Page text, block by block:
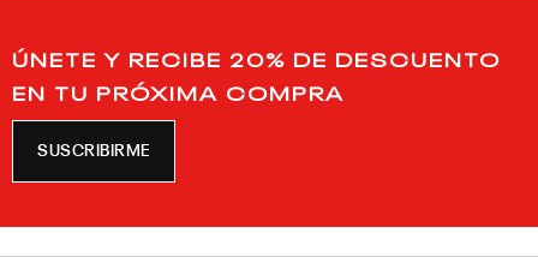
ÚNETE Y RECIBE 20% DE DESCUENTO
EN TU PRÓXIMA COMPRA
SUSCRIBIRME